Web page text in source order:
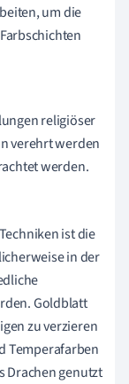
um die
religiöser
verehrt werden
werden.
ist die
in der
Goldblatt
zu verzieren
Temperafarben
Drachen genutzt